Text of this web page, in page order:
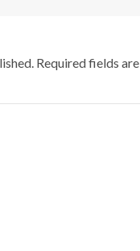
Required fields